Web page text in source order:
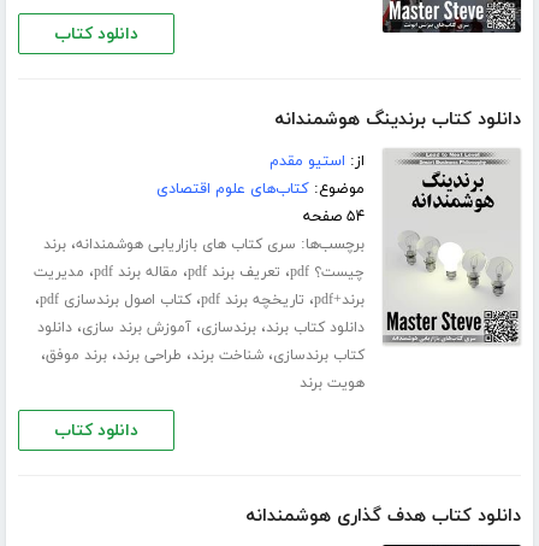
دانلود کتاب
دانلود کتاب برندینگ هوشمندانه
از: استیو مقدم
موضوع:کتاب‌های علوم اقتصادی
۵۴ صفحه
برچسب‌ها: سری کتاب های بازاریابی هوشمندانه،برند
چیست؟ pdf
، تعریف برند pdf ، مقاله برند pdf ، مدیریت
برند+pdf
، تاریخچه برند pdf ،کتاب اصول برندسازی pdf ،
دانلود کتاب برند،برندسازی،آموزش برند سازی،دانلود
کتاب برندسازی،شناخت برند، طراحی برند،برند موفق،
هویت برند
دانلود کتاب
دانلود کتاب هدف گذاری هوشمندانه